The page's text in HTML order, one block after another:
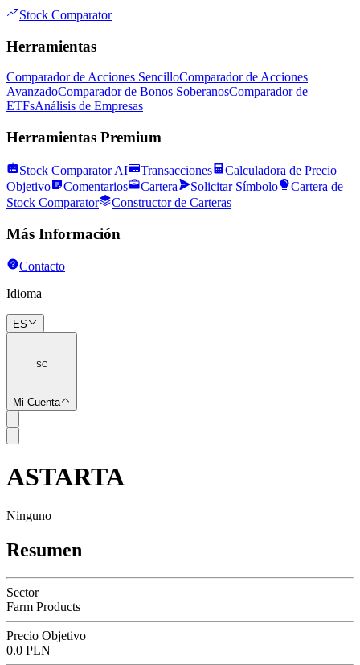
Stock Comparator
Herramientas
Comparador de Acciones SencilloComparador de Acciones
AvanzadoComparador de Bonos SoberanosComparador de
ETFsAnálisis de Empresas
Herramientas Premium
Stock Comparator AI Transacciones
Calculadora de Precio
Objetivo
Comentarios Cartera Solicitar Símbolo
Cartera de
Stock Comparator
Constructor de Carteras
Más Información
Contacto
Idioma
ES
SC
Mi Cuenta
SC
ASTARTA
Ninguno
Resumen
Sector
Farm Products
Precio Objetivo
0.0 PLN